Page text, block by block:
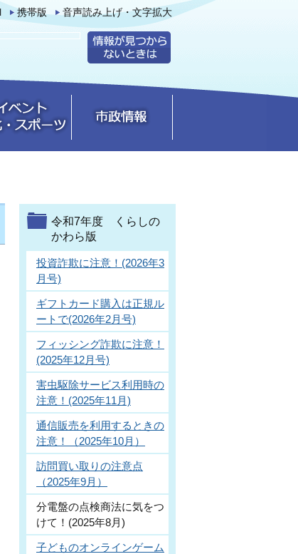
携帯版 音声読み上げ・文字拡大
令和7年度 くらしの
かわら版
投資詐欺に注意！(2026年3
月号)
ギフトカード購入は正規ル
ートで(2026年2月号)
フィッシング詐欺に注意！
(2025年12月号)
害虫駆除サービス利用時の
注意！(2025年11月)
通信販売を利用するときの
注意！（2025年10月）
訪問買い取りの注意点
（2025年9月）
分電盤の点検商法に気をつ
けて！(2025年8月)
子どものオンラインゲーム